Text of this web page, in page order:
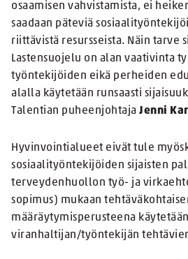
osaamisen vahvistamista, ei
saadaan päteviä
riittävistä resursseista. Näin tarve
Lastensuojelu on alan vaativinta
työntekijöiden eikä perheiden
alalla käytetään runsaasti
Talentian puheenjohtaja Jenni
Hyvinvointialueet eivät tule
sosiaalityöntekijöiden sijaisten
terveydenhuollon työ- ja
sopimus) mukaan
määräytymisperusteena
viranhaltijan/työntekijän